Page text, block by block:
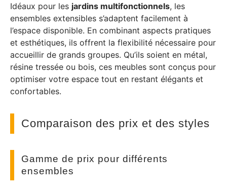
Idéaux pour les jardins multifonctionnels, les
ensembles extensibles s’adaptent facilement à
l’espace disponible. En combinant aspects pratiques
et esthétiques, ils offrent la flexibilité nécessaire pour
accueillir de grands groupes. Qu’ils soient en métal,
résine tressée ou bois, ces meubles sont conçus pour
optimiser votre espace tout en restant élégants et
confortables.
Comparaison des prix et des styles
Gamme de prix pour différents
ensembles